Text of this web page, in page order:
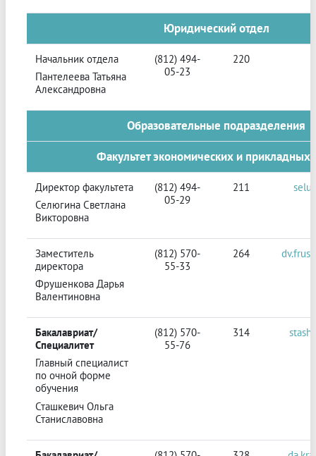
Юридический отдел
Начальник отдела
Пантелеева Татьяна
Александровна
(812) 494-
05-23
220
Образовательные подразделения
Факультет экономических и прикладных
Директор факультета
Селюгина Светлана
Викторовна
(812) 494-
05-29
211
Заместитель
директора
Фрушенкова Дарья
Валентиновна
(812) 570-
55-33
264
Бакалавриат/
Специалитет
Главный специалист
по очной форме
обучения
Сташкевич Ольга
Станиславовна
(812) 570-
55-76
314